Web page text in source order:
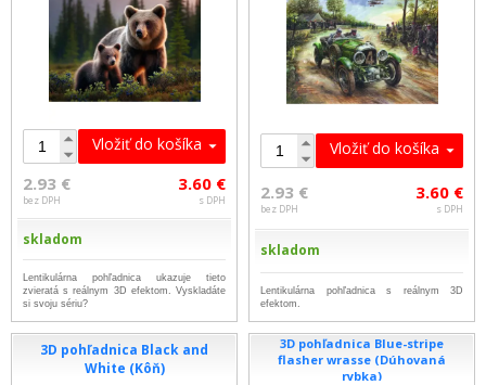
Vložiť do košíka
2.93 €
bez DPH
3.60 €
s DPH
skladom
Lentikulárna pohľadnica ukazuje tieto
zvieratá s reálnym 3D efektom. Vyskladáte
si svoju sériu?
Vložiť do košíka
2.93 €
bez DPH
3.60 €
s DPH
skladom
Lentikulárna pohľadnica s reálnym 3D
efektom.
3D pohľadnica Black and
White (Kôň)
3D pohľadnica Blue-stripe
flasher wrasse (Dúhovaná
rybka)